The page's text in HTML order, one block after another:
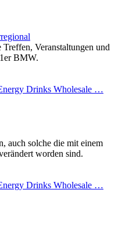
Veranstaltungen und
BMW.
Drinks Wholesale …
auch solche die mit einem
worden sind.
Drinks Wholesale …